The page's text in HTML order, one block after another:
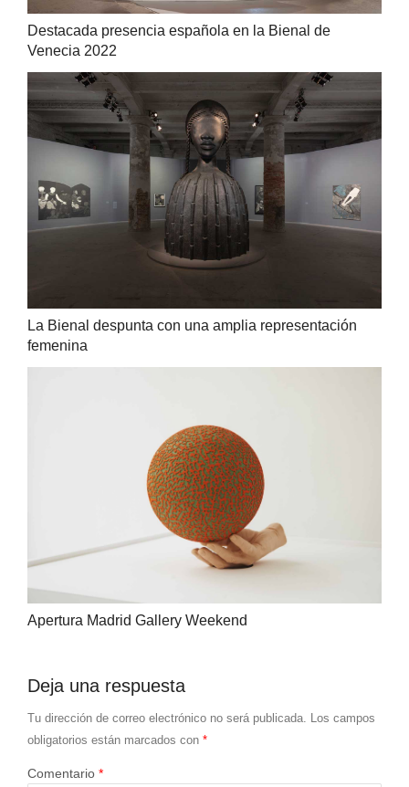
Destacada presencia española en la Bienal de
Venecia 2022
La Bienal despunta con una amplia representación
femenina
Apertura Madrid Gallery Weekend
Deja una respuesta
Tu dirección de correo electrónico no será publicada. Los campos
obligatorios están marcados con *
Comentario *